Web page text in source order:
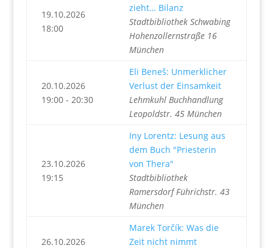
19.10.2026
18:00
zieht… Bilanz
Stadtbibliothek Schwabing
Hohenzollernstraße 16
München
20.10.2026
19:00 - 20:30
Eli Beneš: Unmerklicher
Verlust der Einsamkeit
Lehmkuhl Buchhandlung
Leopoldstr. 45 München
23.10.2026
19:15
Iny Lorentz: Lesung aus
dem Buch "Priesterin
von Thera"
Stadtbibliothek
Ramersdorf Führichstr. 43
München
26.10.2026
Marek Torčík: Was die
Zeit nicht nimmt